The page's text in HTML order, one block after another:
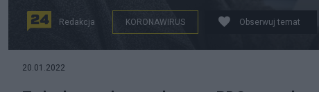
Redakcja KORONAWIRUS Obserwuj temat
20.01.2022